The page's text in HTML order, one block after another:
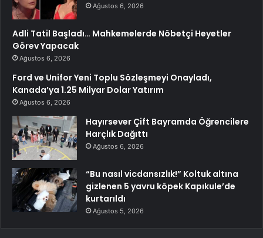
Ağustos 6, 2026
Adli Tatil Başladı… Mahkemelerde Nöbetçi Heyetler
Görev Yapacak
Ağustos 6, 2026
Ford ve Unifor Yeni Toplu Sözleşmeyi Onayladı,
Kanada’ya 1.25 Milyar Dolar Yatırım
Ağustos 6, 2026
Hayırsever Çift Bayramda Öğrencilere
Harçlık Dağıttı
Ağustos 6, 2026
“Bu nasıl vicdansızlık!” Koltuk altına
gizlenen 5 yavru köpek Kapıkule’de
kurtarıldı
Ağustos 5, 2026